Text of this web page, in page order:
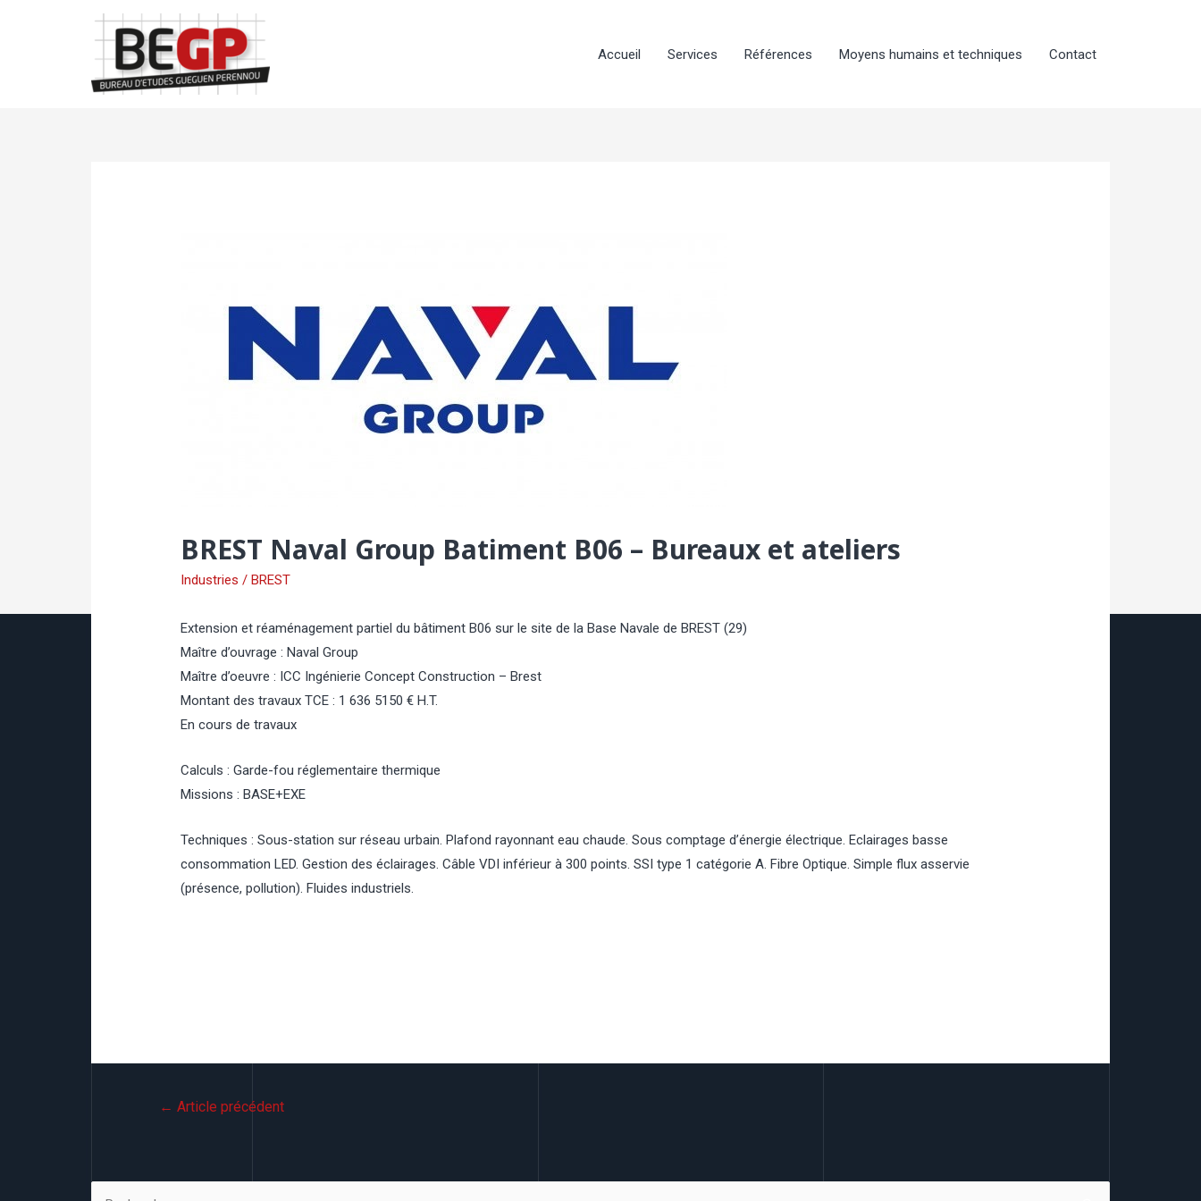
Accueil Services Références Moyens humains et techniques Contact
BREST Naval Group Batiment B06 – Bureaux et ateliers
Industries /BREST
Extension et réaménagement partiel du bâtiment B06 sur le site de la Base Navale de BREST (29)
Maître d’ouvrage : Naval Group
Maître d’oeuvre : ICC Ingénierie Concept Construction – Brest
Montant des travaux TCE : 1 636 5150 € H.T.
En cours de travaux
Calculs : Garde-fou réglementaire thermique
Missions : BASE+EXE
Techniques : Sous-station sur réseau urbain. Plafond rayonnant eau chaude. Sous comptage d’énergie électrique. Eclairages basse
consommation LED. Gestion des éclairages. Câble VDI inférieur à 300 points. SSI type 1 catégorie A. Fibre Optique. Simple flux asservie
(présence, pollution). Fluides industriels.
← Article précédent